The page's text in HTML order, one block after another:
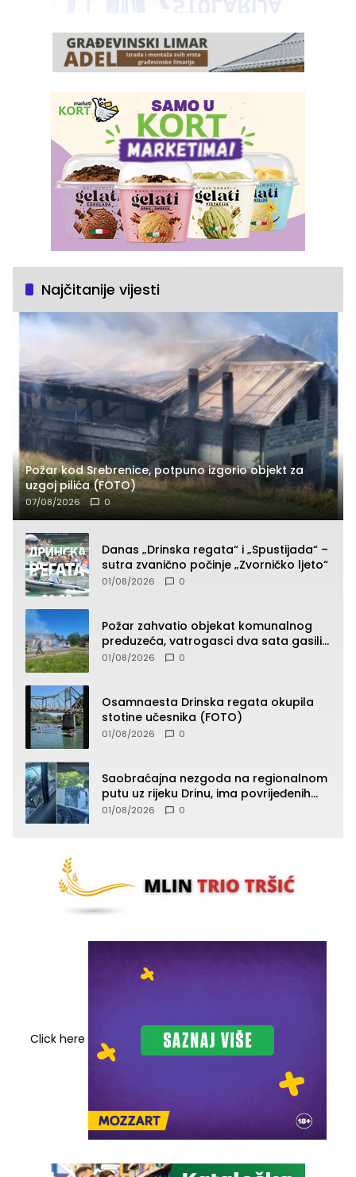
Najčitanije vijesti
Požar kod Srebrenice, potpuno izgorio objekt za
uzgoj pilića (FOTO)
07/08/2026 0
Danas „Drinska regata“ i „Spustijada“ –
sutra zvanično počinje „Zvorničko ljeto“
01/08/2026 0
Požar zahvatio objekat komunalnog
preduzeća, vatrogasci dva sata gasili
vatru (FOTO)
01/08/2026 0
Osamnaesta Drinska regata okupila
stotine učesnika (FOTO)
01/08/2026 0
Saobraćajna nezgoda na regionalnom
putu uz rijeku Drinu, ima povrijeđenih
lica (FOTO)
01/08/2026 0
Click here